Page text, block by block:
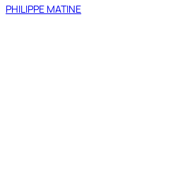
PHILIPPE MATINE